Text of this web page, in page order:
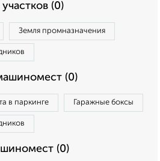
(0)
Земля промназначения
(0)
в паркинге Гаражные боксы
(0)